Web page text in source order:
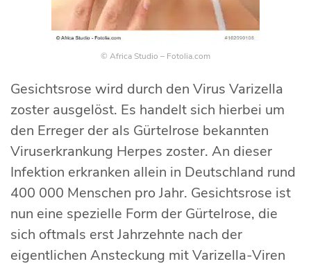
© Africa Studio – Fotolia.com
Gesichtsrose wird durch den Virus Varizella
zoster ausgelöst. Es handelt sich hierbei um
den Erreger der als Gürtelrose bekannten
Viruserkrankung Herpes zoster. An dieser
Infektion erkranken allein in Deutschland rund
400 000 Menschen pro Jahr. Gesichtsrose ist
nun eine spezielle Form der Gürtelrose, die
sich oftmals erst Jahrzehnte nach der
eigentlichen Ansteckung mit Varizella-Viren